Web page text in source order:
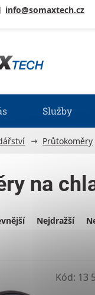
info@somaxtech.cz
Služby
Průtokoměry
na
Nejdražší
Kód: 13